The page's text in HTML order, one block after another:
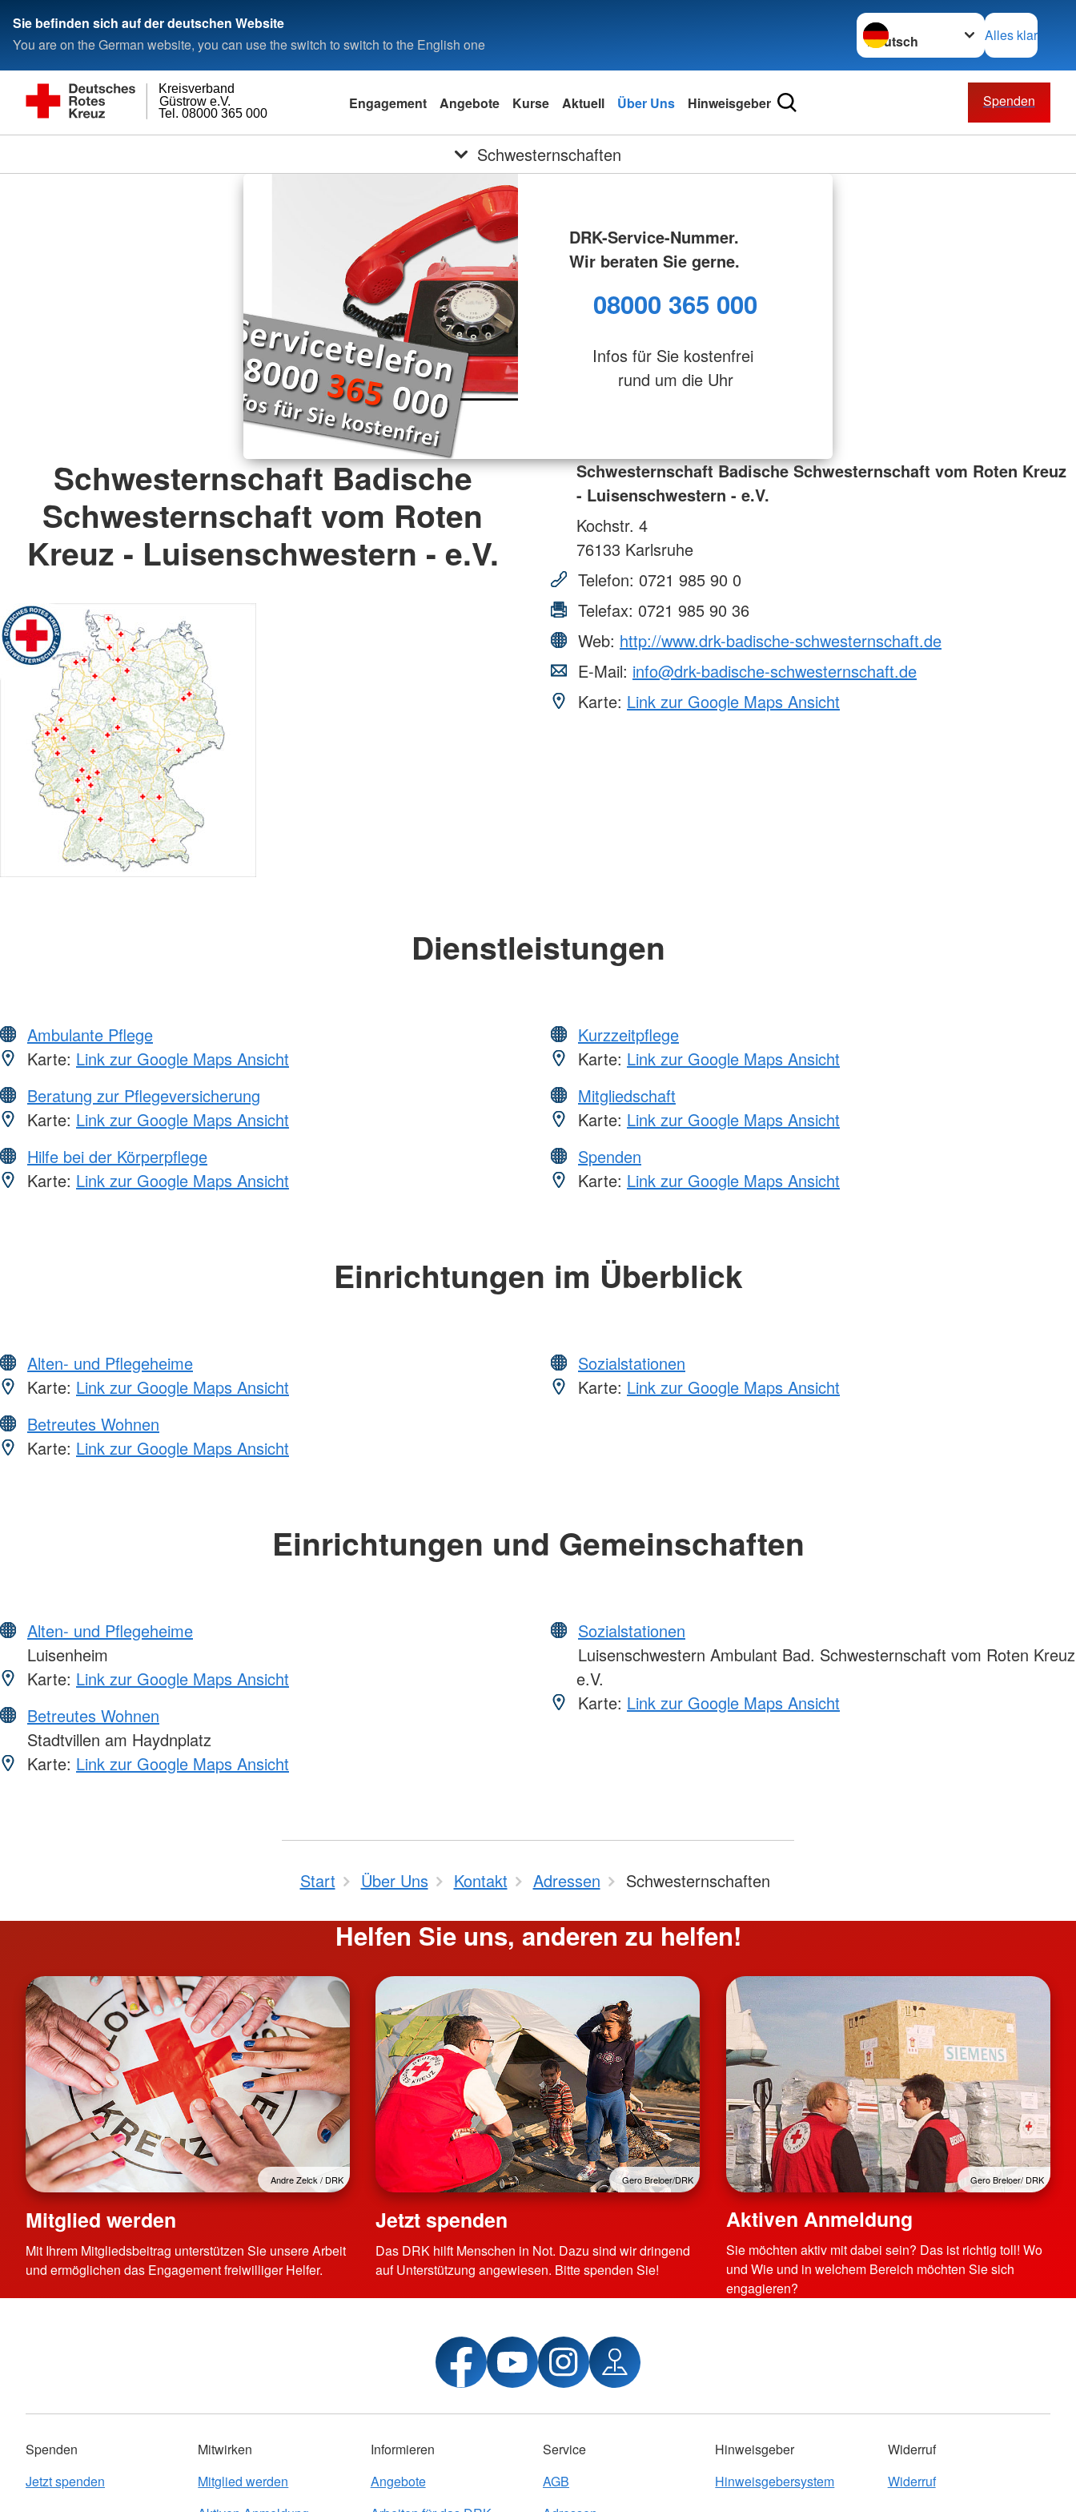
Sie befinden sich auf der deutschen Website
You are on the German website, you can use the switch to switch to the English one
Sprache wechseln zu
Alles klar
Tel. 08000 365 000
Güstrow e.V.
Kreisverband
Engagement Angebote Kurse Aktuell Über Uns Hinweisgeber Spenden
Schwesternschaften
DRK-Service-Nummer.
Wir beraten Sie gerne.
08000 365 000
Infos für Sie kostenfrei
rund um die Uhr
Schwesternschaft Badische
Schwesternschaft vom Roten
Kreuz - Luisenschwestern - e.V.
Schwesternschaft Badische Schwesternschaft vom Roten Kreuz
- Luisenschwestern - e.V.
Kochstr. 4
76133 Karlsruhe
Telefon: 0721 985 90 0
Telefax: 0721 985 90 36
Web: http://www.drk-badische-schwesternschaft.de
E-Mail: info@drk-badische-schwesternschaft.de
Karte: Link zur Google Maps Ansicht
Dienstleistungen
Ambulante Pflege
Karte: Link zur Google Maps Ansicht
Beratung zur Pflegeversicherung
Karte: Link zur Google Maps Ansicht
Hilfe bei der Körperpflege
Karte: Link zur Google Maps Ansicht
Kurzzeitpflege
Karte: Link zur Google Maps Ansicht
Mitgliedschaft
Karte: Link zur Google Maps Ansicht
Spenden
Karte: Link zur Google Maps Ansicht
Einrichtungen im Überblick
Alten- und Pflegeheime
Karte: Link zur Google Maps Ansicht
Betreutes Wohnen
Karte: Link zur Google Maps Ansicht
Sozialstationen
Karte: Link zur Google Maps Ansicht
Einrichtungen und Gemeinschaften
Alten- und Pflegeheime
Luisenheim
Karte: Link zur Google Maps Ansicht
Betreutes Wohnen
Stadtvillen am Haydnplatz
Karte: Link zur Google Maps Ansicht
Sozialstationen
Luisenschwestern Ambulant Bad. Schwesternschaft vom Roten Kreuz
e.V.
Karte: Link zur Google Maps Ansicht
Start Über Uns Kontakt Adressen Schwesternschaften
Helfen Sie uns, anderen zu helfen!
Andre Zelck / DRK
Mitglied werden
Mit Ihrem Mitgliedsbeitrag unterstützen Sie unsere Arbeit
und ermöglichen das Engagement freiwilliger Helfer.
Gero Breloer/DRK
Jetzt spenden
Das DRK hilft Menschen in Not. Dazu sind wir dringend
auf Unterstützung angewiesen. Bitte spenden Sie!
Gero Breloer/ DRK
Aktiven Anmeldung
Sie möchten aktiv mit dabei sein? Das ist richtig toll! Wo
und Wie und in welchem Bereich möchten Sie sich
engagieren?
Spenden
Jetzt spenden
Mitwirken
Mitglied werden
Informieren
Angebote
Service
AGB
Hinweisgeber
Hinweisgebersystem
Widerruf
Widerruf